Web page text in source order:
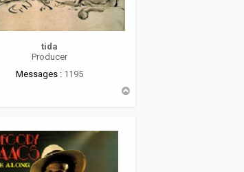
tida
Producer
Messages : 1195